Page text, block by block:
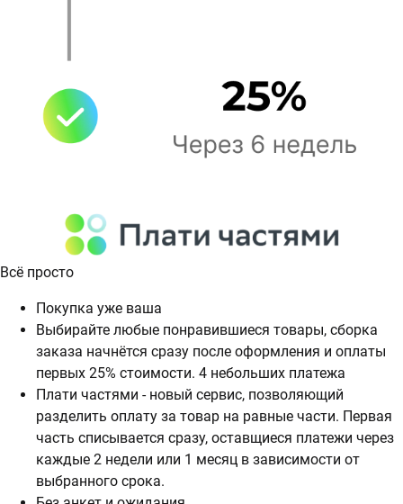
Всё просто
Покупка уже ваша
Выбирайте любые понравившиеся товары, сборка
заказа начнётся сразу после оформления и оплаты
первых 25% стоимости. 4 небольших платежа
Плати частями - новый сервис, позволяющий
разделить оплату за товар на равные части. Первая
часть списывается сразу, оставщиеся платежи через
каждые 2 недели или 1 месяц в зависимости от
выбранного срока.